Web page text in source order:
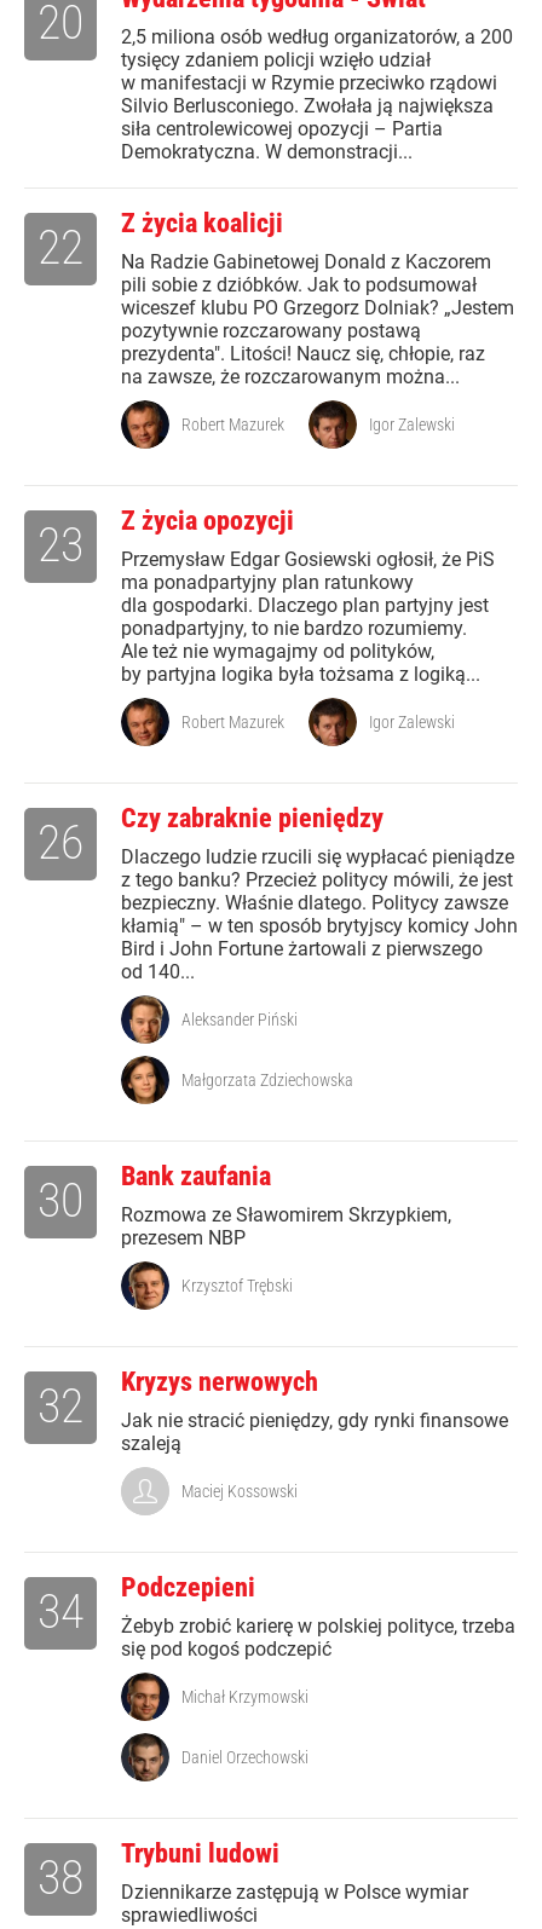
2,5 miliona osób według organizatorów, a 200
tysięcy zdaniem policji wzięło udział
w manifestacji w Rzymie przeciwko rządowi
Silvio Berlusconiego. Zwołała ją największa
siła centrolewicowej opozycji – Partia
Demokratyczna. W demonstracji...
20
Z życia koalicji
Na Radzie Gabinetowej Donald z Kaczorem
pili sobie z dzióbków. Jak to podsumował
wiceszef klubu PO Grzegorz Dolniak? „Jestem
pozytywnie rozczarowany postawą
prezydenta". Litości! Naucz się, chłopie, raz
na zawsze, że rozczarowanym można...
22
Robert Mazurek Igor Zalewski
Z życia opozycji
Przemysław Edgar Gosiewski ogłosił, że PiS
ma ponadpartyjny plan ratunkowy
dla gospodarki. Dlaczego plan partyjny jest
ponadpartyjny, to nie bardzo rozumiemy.
Ale też nie wymagajmy od polityków,
by partyjna logika była tożsama z logiką...
23
Robert Mazurek Igor Zalewski
Czy zabraknie pieniędzy
Dlaczego ludzie rzucili się wypłacać pieniądze
z tego banku? Przecież politycy mówili, że jest
bezpieczny. Właśnie dlatego. Politycy zawsze
kłamią" – w ten sposób brytyjscy komicy John
Bird i John Fortune żartowali z pierwszego
od 140...
26
Aleksander Piński
Małgorzata Zdziechowska
Bank zaufania
Rozmowa ze Sławomirem Skrzypkiem,
prezesem NBP
30
Krzysztof Trębski
Kryzys nerwowych
Jak nie stracić pieniędzy, gdy rynki finansowe
szaleją
32
Maciej Kossowski
Podczepieni
Żebyb zrobić karierę w polskiej polityce, trzeba
się pod kogoś podczepić
34
Michał Krzymowski
Daniel Orzechowski
Trybuni ludowi
Dziennikarze zastępują w Polsce wymiar
sprawiedliwości
38